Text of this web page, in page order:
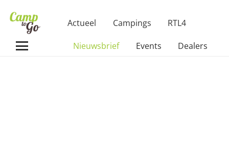
Actueel Campings RTL4
Nieuwsbrief Events Dealers